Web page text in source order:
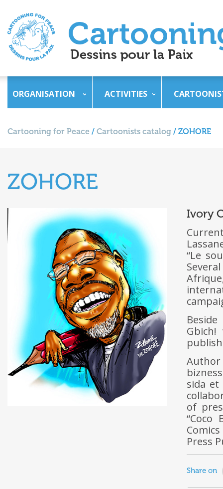
ORGANISATION ACTIVITIES
Cartooning for Peace / Cartoonists catalog / ZOHORE
ZOHORE
Ivory
“Le
Author
sida et
of
“Coco
Press
Share on